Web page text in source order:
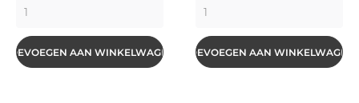
TOEVOEGEN AAN WINKELWAGEN TOEVOEGEN AAN WINKELWAGEN